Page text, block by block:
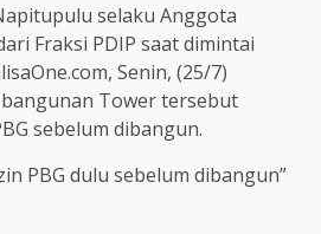
selaku Anggota
Fraksi PDIP saat dimintai
Senin, (25/7)
Tower tersebut
sebelum dibangun.
PBG dulu sebelum dibangun”